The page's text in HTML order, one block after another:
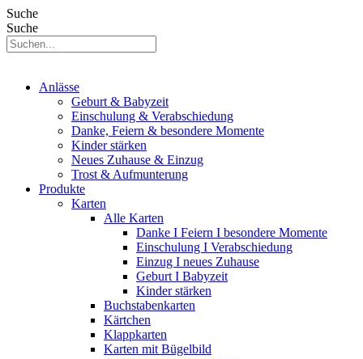
Suche
Suche
Anlässe
Geburt & Babyzeit
Einschulung & Verabschiedung
Danke, Feiern & besondere Momente
Kinder stärken
Neues Zuhause & Einzug
Trost & Aufmunterung
Produkte
Karten
Alle Karten
Danke I Feiern I besondere Momente
Einschulung I Verabschiedung
Einzug I neues Zuhause
Geburt I Babyzeit
Kinder stärken
Buchstabenkarten
Kärtchen
Klappkarten
Karten mit Bügelbild